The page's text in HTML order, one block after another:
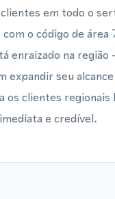
em todo o
o código de
enraizado na
expandir seu
clientes regionais
e credível.